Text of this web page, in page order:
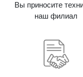
Вы приносите
наш филиал